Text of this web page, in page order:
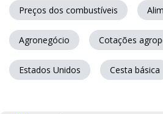
Preços dos combustíveis
Agronegócio Cotações
Estados Unidos Cesta básica